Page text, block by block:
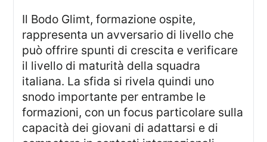
Il Bodo Glimt, formazione ospite,
rappresenta un avversario di livello che
può offrire spunti di crescita e verificare
il livello di maturità della squadra
italiana. La sfida si rivela quindi uno
snodo importante per entrambe le
formazioni, con un focus particolare sulla
capacità dei giovani di adattarsi e di